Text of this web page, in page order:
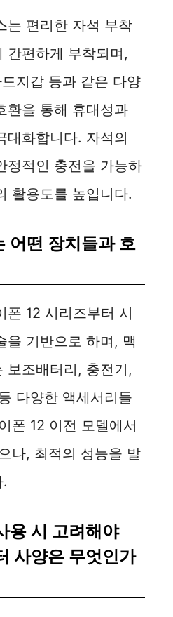
는 편리한 자석 부착
간편하게 부착되며,
지갑 등과 같은 다양
환을 통해 휴대성과
대화합니다. 자석의
정적인 충전을 가능하
활용도를 높입니다.
어떤 장치들과 호
폰 12 시리즈부터 시
을 기반으로 하며, 맥
보조배터리, 충전기,
다양한 액세서리들
폰 12 이전 모델에서
나, 최적의 성능을 발
용 시 고려해야
사양은 무엇인가